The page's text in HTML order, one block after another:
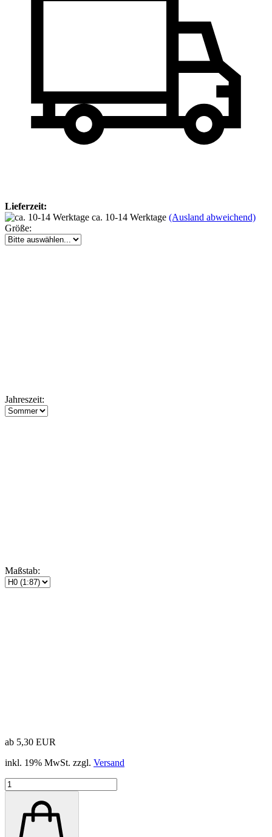
Lieferzeit:
ca. 10-14 Werktage (Ausland abweichend)
Größe:
Jahreszeit:
Maßstab:
ab 5,30 EUR
inkl. 19% MwSt. zzgl. Versand